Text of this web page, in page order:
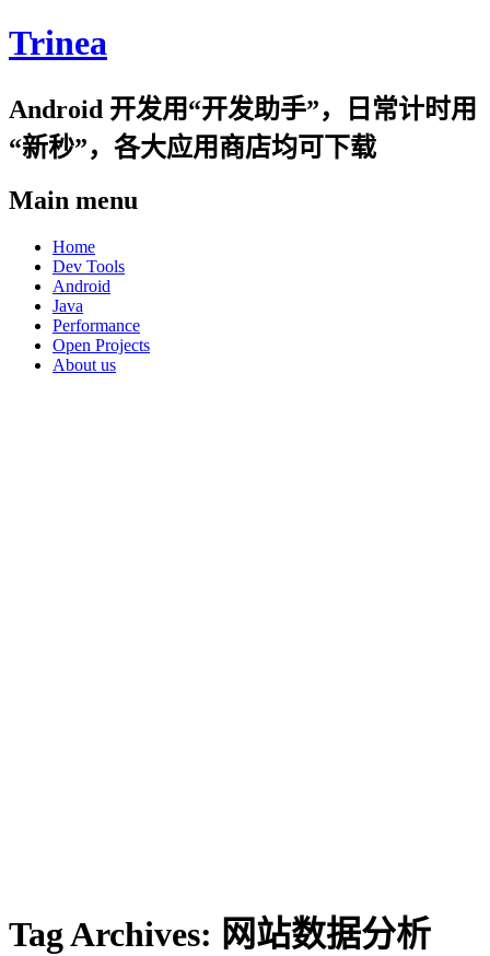
Trinea
Android 开发用“开发助手”，日常计时用
“新秒”，各大应用商店均可下载
Main menu
Skip
content
Home
Dev Tools
Android
Java
Performance
Open Projects
About us
Tag Archives: 网站数据分析